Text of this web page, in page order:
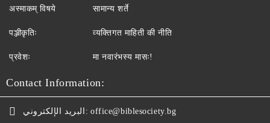
अस्माकम् विषये
पञ्जीकृतिः
प्रवेशः
सामान्य शर्ते
व्यक्तिगत माहिती की नीति
मा नवारंभस्य मासः!
Contact Information:
البريد الإلكتروني: office@biblesociety.bg